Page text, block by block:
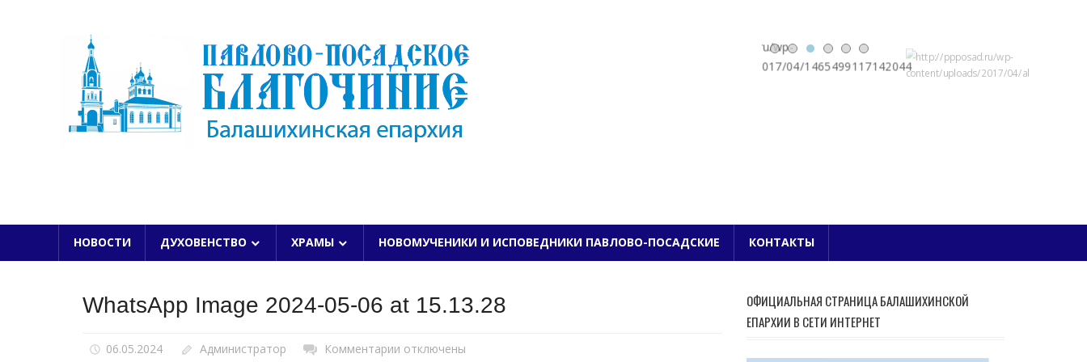
ПАВЛОВО-ПОСАДСКОЕ БЛАГОЧИНИЕ
НОВОСТИ ДУХОВЕНСТВО ХРАМЫ НОВОМУЧЕНИКИ И ИСПОВЕДНИКИ ПАВЛОВО-ПОСАДСКИЕ КОНТАКТЫ
WhatsApp Image 2024-05-06 at 15.13.28
06.05.2024 Администратор Комментарии котключены
ОФИЦИАЛЬНАЯ СТРАНИЦА БАЛАШИХИНСКОЙ
ЕПАРХИИ В СЕТИ ИНТЕРНЕТ